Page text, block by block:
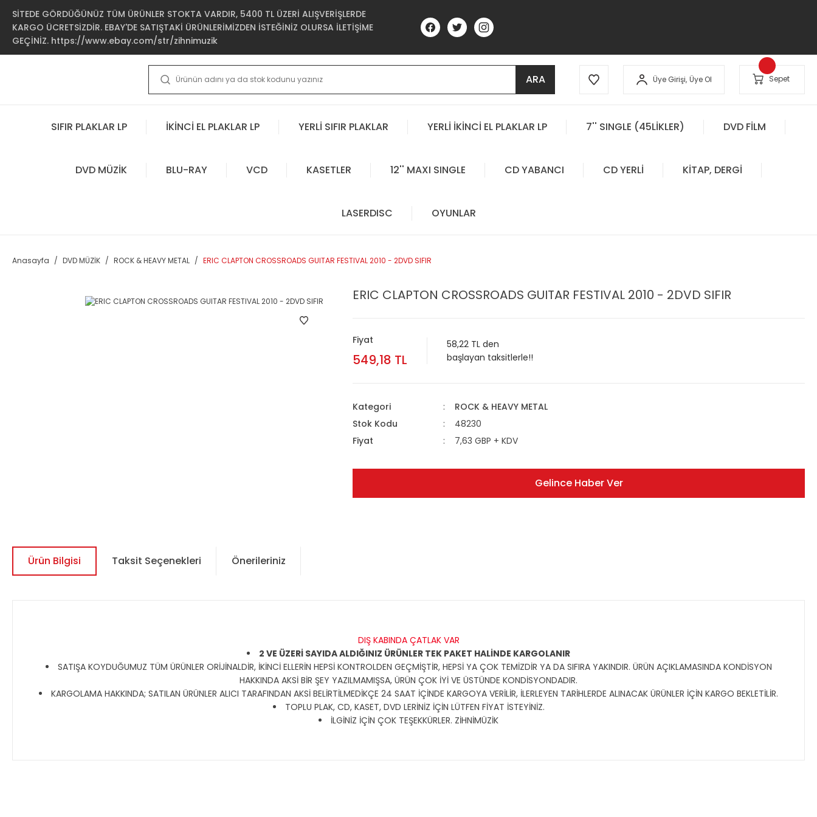
SİTEDE GÖRDÜĞÜNÜZ TÜM ÜRÜNLER STOKTA VARDIR, 5400 TL ÜZERİ ALIŞVERİŞLERDE
KARGO ÜCRETSİZDİR. EBAY'DE SATIŞTAKİ ÜRÜNLERİMİZDEN İSTEĞİNİZ OLURSA İLETİŞİME
GEÇİNİZ. https://www.ebay.com/str/zihnimuzik
ARA Üye Girişi, Üye Ol Sepet
SIFIR PLAKLAR LP İKİNCİ EL PLAKLAR LP YERLİ SIFIR PLAKLAR YERLİ İKİNCİ EL PLAKLAR LP 7'' SINGLE (45LİKLER) DVD FİLM
DVD MÜZİK BLU-RAY VCD KASETLER 12'' MAXI SINGLE CD YABANCI CD YERLİ KİTAP, DERGİ
LASERDISC OYUNLAR
Anasayfa DVD MÜZİK ROCK & HEAVY METAL ERIC CLAPTON CROSSROADS GUITAR FESTIVAL 2010 - 2DVD SIFIR
ERIC CLAPTON CROSSROADS GUITAR FESTIVAL 2010 - 2DVD SIFIR
Fiyat
549,18 TL
58,22 TL den
başlayan taksitlerle!!
Kategori
ROCK & HEAVY METAL
Stok Kodu
48230
Fiyat
7,63 GBP + KDV
Gelince Haber Ver
Ürün Bilgisi Taksit Seçenekleri Önerileriniz
DIŞ KABINDA ÇATLAK VAR
2 VE ÜZERİ SAYIDA ALDIĞINIZ ÜRÜNLER TEK PAKET HALİNDE KARGOLANIR
SATIŞA KOYDUĞUMUZ TÜM ÜRÜNLER ORİJİNALDİR, İKİNCİ ELLERİN HEPSİ KONTROLDEN GEÇMİŞTİR, HEPSİ YA ÇOK TEMİZDİR YA DA SIFIRA YAKINDIR. ÜRÜN AÇIKLAMASINDA KONDİSYON
HAKKINDA AKSİ BİR ŞEY YAZILMAMIŞSA, ÜRÜN ÇOK İYİ VE ÜSTÜNDE KONDİSYONDADIR.
KARGOLAMA HAKKINDA; SATILAN ÜRÜNLER ALICI TARAFINDAN AKSİ BELİRTİLMEDİKÇE 24 SAAT İÇİNDE KARGOYA VERİLİR, İLERLEYEN TARİHLERDE ALINACAK ÜRÜNLER İÇİN KARGO BEKLETİLİR.
TOPLU PLAK, CD, KASET, DVD LERİNİZ İÇİN LÜTFEN FİYAT İSTEYİNİZ.
İLGİNİZ İÇİN ÇOK TEŞEKKÜRLER. ZİHNİMÜZİK